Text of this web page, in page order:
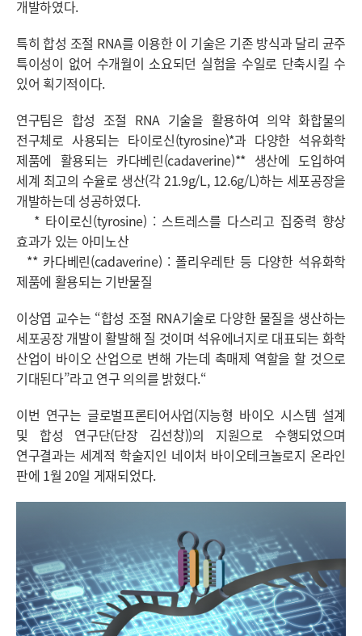
개발하였다.
특히 합성 조절 RNA를 이용한 이 기술은 기존 방식과 달리 균주
특이성이 없어 수개월이 소요되던 실험을 수일로 단축시킬 수
있어 획기적이다.
연구팀은 합성 조절 RNA 기술을 활용하여 의약 화합물의
전구체로 사용되는 타이로신(tyrosine)*과 다양한 석유화학
제품에 활용되는 카다베린(cadaverine)** 생산에 도입하여
세계 최고의 수율로 생산(각 21.9g/L, 12.6g/L)하는 세포공장을
개발하는데 성공하였다.
* 타이로신(tyrosine) : 스트레스를 다스리고 집중력 향상
효과가 있는 아미노산
** 카다베린(cadaverine) : 폴리우레탄 등 다양한 석유화학
제품에 활용되는 기반물질
이상엽 교수는 “합성 조절 RNA기술로 다양한 물질을 생산하는
세포공장 개발이 활발해 질 것이며 석유에너지로 대표되는 화학
산업이 바이오 산업으로 변해 가는데 촉매제 역할을 할 것으로
기대된다”라고 연구 의의를 밝혔다.“
이번 연구는 글로벌프론티어사업(지능형 바이오 시스템 설계
및 합성 연구단(단장 김선창))의 지원으로 수행되었으며
연구결과는 세계적 학술지인 네이처 바이오테크놀로지 온라인
판에 1월 20일 게재되었다.